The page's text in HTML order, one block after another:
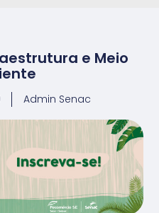
e Meio
Admin Senac